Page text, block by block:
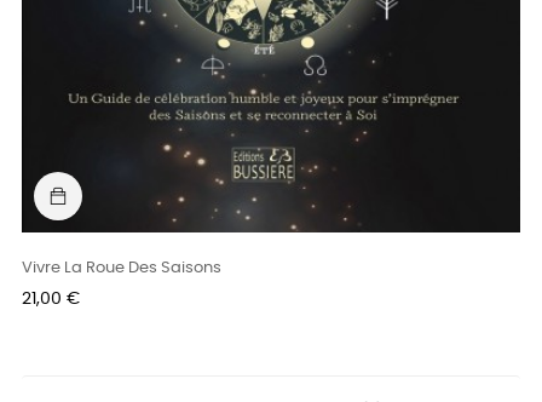
Vivre La Roue Des Saisons
Prix
21,00 €